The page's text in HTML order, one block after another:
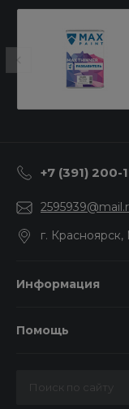
+7 (391) 200-
г.
Информация
Помощь